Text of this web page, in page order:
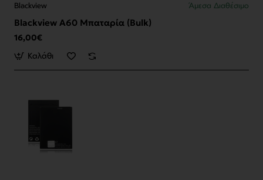
Blackview Άμεσα Διαθέσιμο
Blackview A60 Μπαταρία (Bulk)
16,00€
Καλάθι